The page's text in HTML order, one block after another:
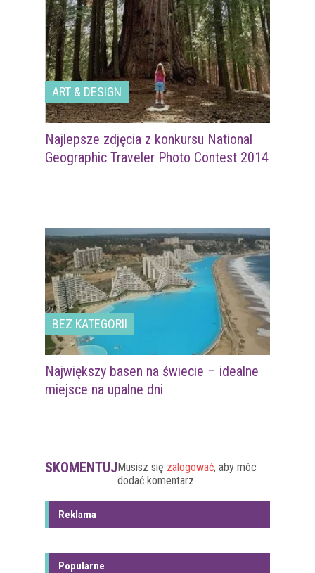
ART & DESIGN
Najlepsze zdjęcia z konkursu National
Geographic Traveler Photo Contest 2014
BEZ KATEGORII
Największy basen na świecie – idealne
miejsce na upalne dni
SKOMENTUJMusisz się zalogować, aby móc
dodać komentarz.
Reklama
Popularne